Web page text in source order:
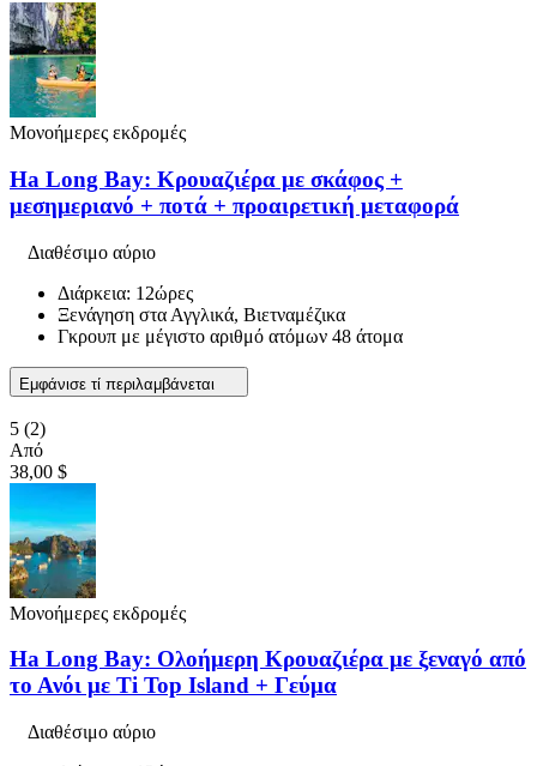
Μονοήμερες εκδρομές
Ha Long Bay: Κρουαζιέρα με σκάφος +
μεσημεριανό + ποτά + προαιρετική μεταφορά
Διαθέσιμο αύριο
Διάρκεια: 12ώρες
Ξενάγηση στα Αγγλικά, Βιετναμέζικα
Γκρουπ με μέγιστο αριθμό ατόμων 48 άτομα
Εμφάνισε τί περιλαμβάνεται
5 (2)
Από
38,00 $
Μονοήμερες εκδρομές
Ha Long Bay: Ολοήμερη Κρουαζιέρα με ξεναγό από
το Ανόι με Ti Top Island + Γεύμα
Διαθέσιμο αύριο